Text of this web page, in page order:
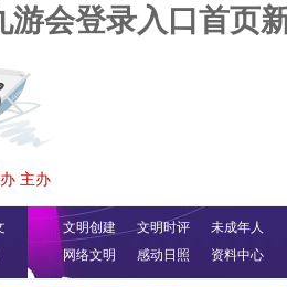
游会登录入口首页
主办
文明创建 文明时评
未成年人
网络文明
感动日照 资料中心